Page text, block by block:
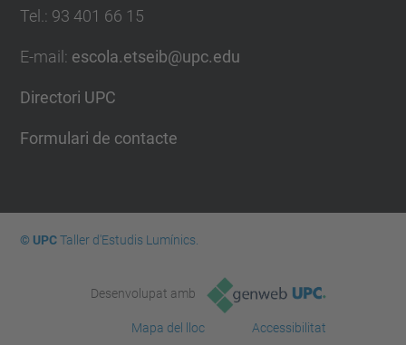
Tel. : 93 401 66 15
E-mail: escola.etseib@upc.edu
Directori UPC
Formulari de contacte
© UPCTaller d'Estudis Lumínics.
Desenvolupat amb
Mapa del lloc
Accessibilitat